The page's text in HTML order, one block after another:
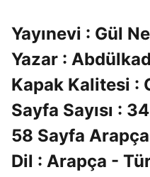
Yayınevi : Gül
Yazar :
Kapak Kalitesi :
Sayfa Sayısı :
58 Sayfa Arapça
Dil : Arapça -